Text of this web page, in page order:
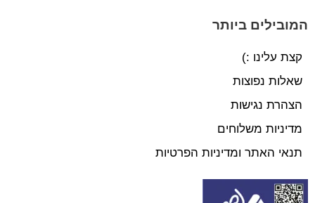
המובילים ביותר
קצת עלינו :)
שאלות נפוצות
הצהרת נגישות
מדיניות משלוחים
תנאי האתר ומדיניות הפרטיות